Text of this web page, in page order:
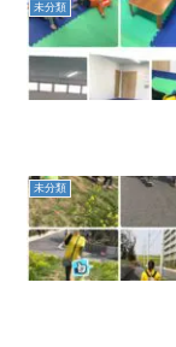
未分類
未分類